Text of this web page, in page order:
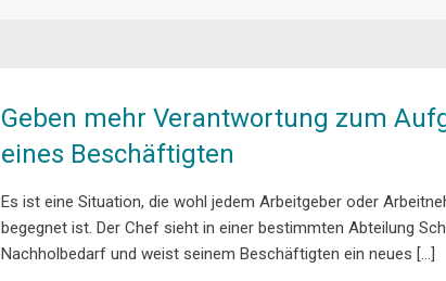
Geben mehr Verantwortung zum
eines Beschäftigten
Es ist eine Situation, die wohl jedem Arbeitgeber oder
begegnet ist. Der Chef sieht in einer bestimmten Abteilung
Nachholbedarf und weist seinem Beschäftigten ein neues […]